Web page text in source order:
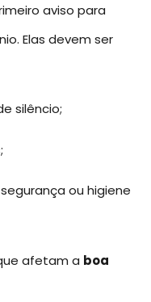
aviso para
Elas devem ser
silêncio;
ou higiene
afetam a boa